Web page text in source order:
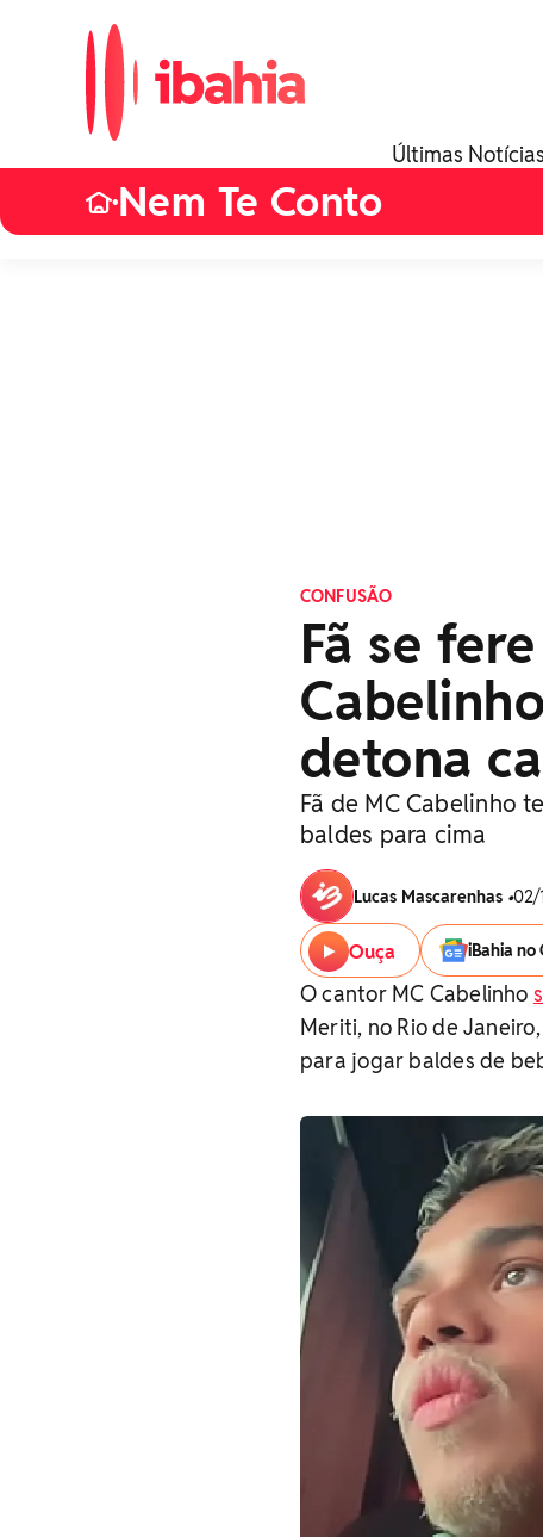
Últimas Notícias
•Nem Te Conto
CONFUSÃO
Fã se
detona
Fã de MC Cabelinho
baldes para cima
Lucas Mascarenhas •02/
Ouça iBahia no
O cantor MC Cabelinho
Meriti, no Rio de
para jogar baldes de